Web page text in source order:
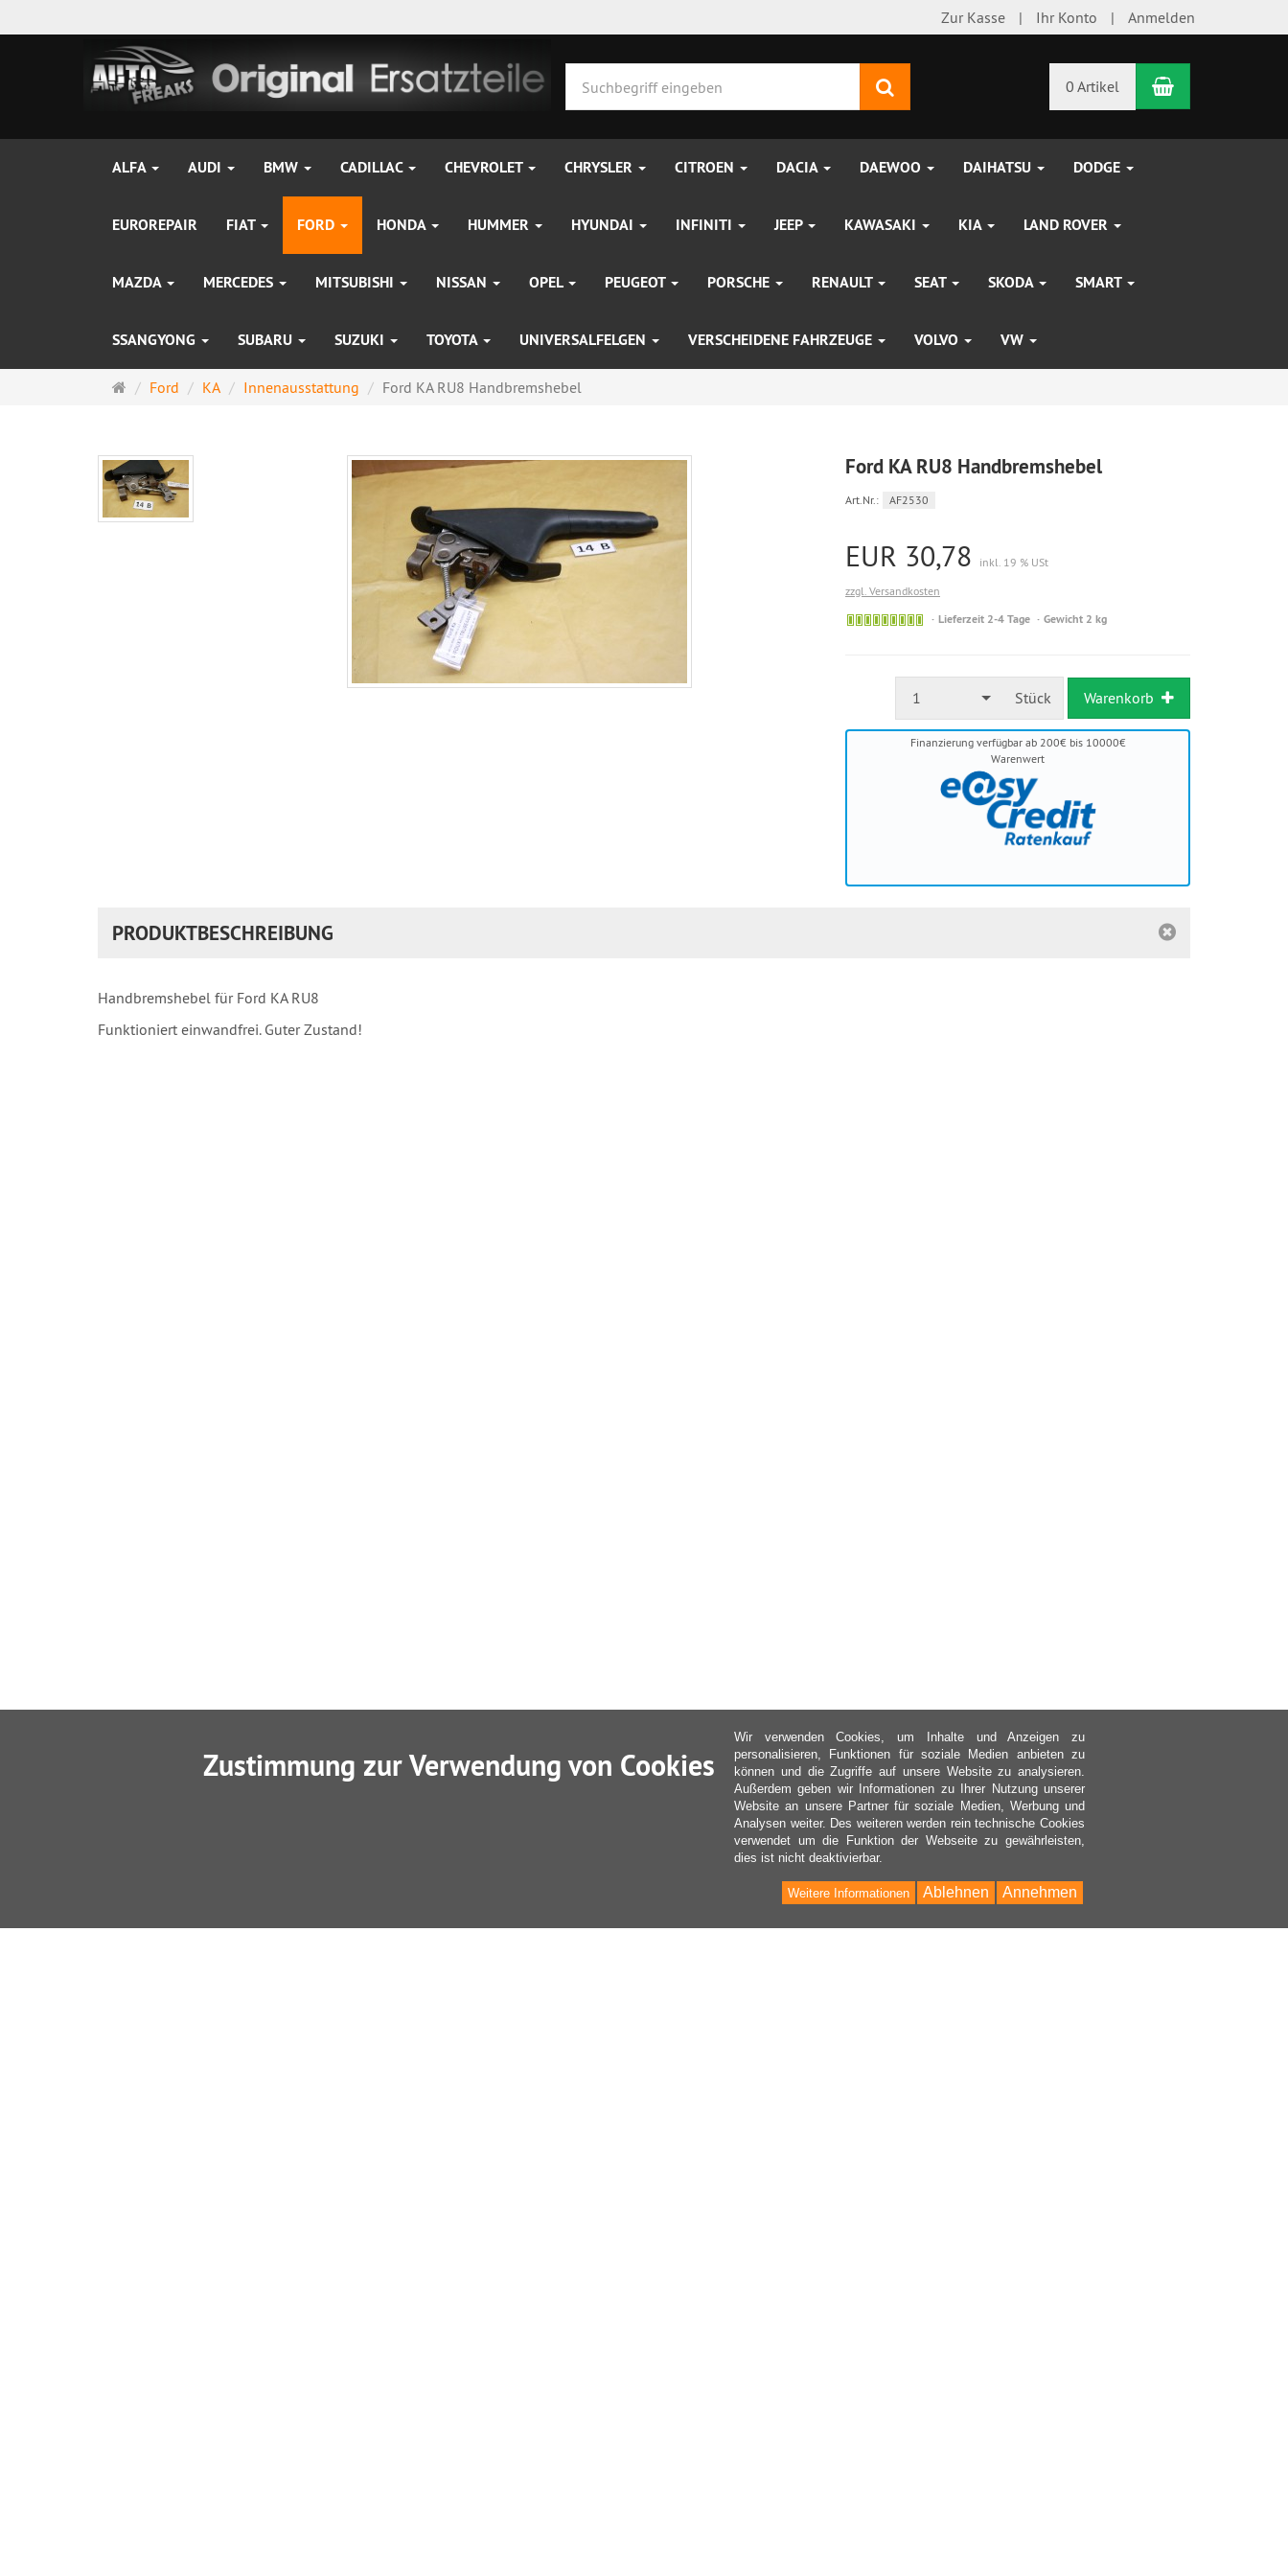
Zur Kasse Ihr Konto Anmelden
0 Artikel Warenkorb
ALFA AUDI BMW CADILLAC CHEVROLET CHRYSLER CITROEN DACIA DAEWOO DAIHATSU DODGE
EUROREPAIR FIAT FORD HONDA HUMMER HYUNDAI INFINITI JEEP KAWASAKI KIA LAND ROVER
MAZDA MERCEDES MITSUBISHI NISSAN OPEL PEUGEOT PORSCHE RENAULT SEAT SKODA SMART
SSANGYONG SUBARU SUZUKI TOYOTA UNIVERSALFELGEN VERSCHEIDENE FAHRZEUGE VOLVO VW
Startseite
Ford KA Innenausstattung Ford KA RU8 Handbremshebel
Ford KA RU8 Handbremshebel
Art.Nr.: AF2530
EUR 30,78
inkl. 19 % USt
zzgl. Versandkosten
Sofort
Lieferzeit 2-4 Tage Gewicht 2 kg
1 Stück Warenkorb
Finanzierung verfügbar ab 200€ bis 10000€
Warenwert
PRODUKTBESCHREIBUNG
Handbremshebel für Ford KA RU8
​Funktioniert einwandfrei. Guter Zustand!
Zustimmung zur Verwendung von Cookies
Wir verwenden Cookies, um Inhalte und Anzeigen zu
personalisieren, Funktionen für soziale Medien anbieten zu
können und die Zugriffe auf unsere Website zu analysieren.
Außerdem geben wir Informationen zu Ihrer Nutzung unserer
Website an unsere Partner für soziale Medien, Werbung und
Analysen weiter. Des weiteren werden rein technische Cookies
verwendet um die Funktion der Webseite zu gewährleisten,
dies ist nicht deaktivierbar.
Annehmen
Ablehnen
Weitere Informationen